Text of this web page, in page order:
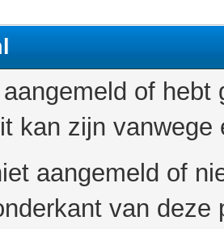
of
kan zijn
aangemeld of
van